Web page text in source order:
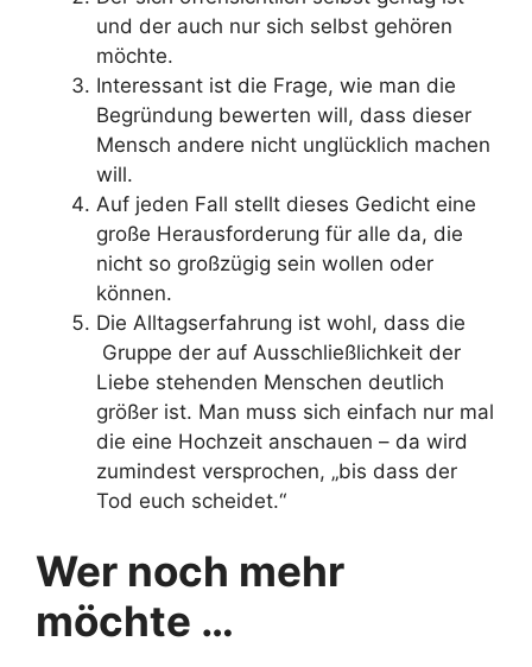
und der auch nur sich selbst gehören
möchte.
Interessant ist die Frage, wie man die
Begründung bewerten will, dass dieser
Mensch andere nicht unglücklich machen
will.
Auf jeden Fall stellt dieses Gedicht eine
große Herausforderung für alle da, die
nicht so großzügig sein wollen oder
können.
Die Alltagserfahrung ist wohl, dass die
Gruppe der auf Ausschließlichkeit der
Liebe stehenden Menschen deutlich
größer ist. Man muss sich einfach nur mal
die eine Hochzeit anschauen – da wird
zumindest versprochen, „bis dass der
Tod euch scheidet.“
Wer noch mehr
möchte …